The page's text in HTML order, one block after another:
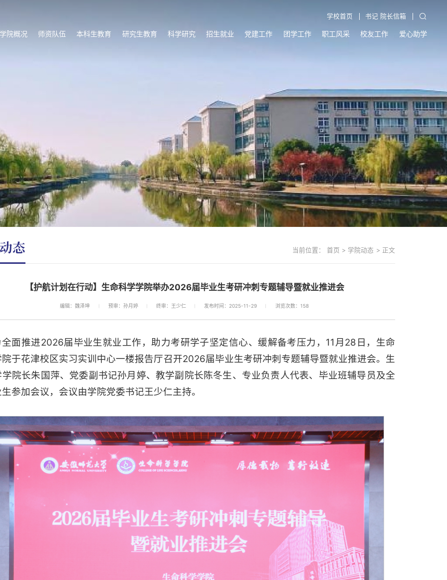
学校首页 书记 院长信箱
院概况 师资队伍 本科生教育 研究生教育 科学研究 招生就业 党建工作 团学工作 职工风采 校友工作 爱心助学
态 当前位置： 首页 > 学院动态 > 正文
【护航计划在行动】生命科学学院举办2026届毕业生考研冲刺专题辅导暨就业推进会
编辑：魏泽坤 预审：孙月婷 终审：王少仁 发布时间：2025-11-29 浏览次数： 158
面推进2026届毕业生就业工作，助力考研学子坚定信心、缓解备考压力，11月28日，生命
于花津校区实习实训中心一楼报告厅召开2026届毕业生考研冲刺专题辅导暨就业推进会。生
院长朱国萍、党委副书记孙月婷、教学副院长陈冬生、专业负责人代表、毕业班辅导员及全
参加会议，会议由学院党委书记王少仁主持。